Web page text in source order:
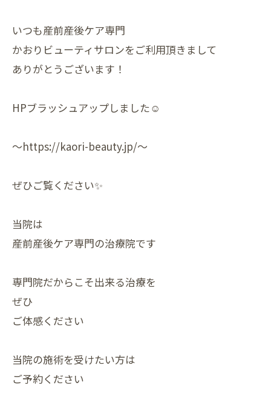
いつも産前産後ケア専門
かおりビューティサロンをご利用頂きまして
ありがとうございます！
HPブラッシュアップしました☺️
〜https://kaori-beauty.jp/〜
ぜひご覧ください✨
⁡当院は
産前産後ケア専門の治療院です
専門院だからこそ出来る治療を
ぜひ
ご体感ください
当院の施術を受けたい方は
ご予約ください